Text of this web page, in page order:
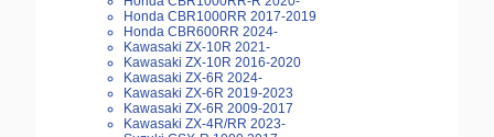
Honda CBR1000RR 2017-2019
Honda CBR600RR 2024-
Kawasaki ZX-10R 2021-
Kawasaki ZX-10R 2016-2020
Kawasaki ZX-6R 2024-
Kawasaki ZX-6R 2019-2023
Kawasaki ZX-6R 2009-2017
Kawasaki ZX-4R/RR 2023-